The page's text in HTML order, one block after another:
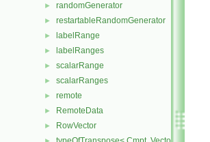
► randomGenerator
► restartableRandomGenerator
► labelRange
► labelRanges
► scalarRange
► scalarRanges
► remote
► RemoteData
► RowVector